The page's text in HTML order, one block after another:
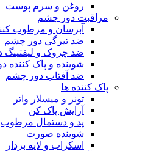
روغن و سرم پوست
مراقبت دور چشم
آبرسان و مرطوب
ضد تیرگی دور چشم
ضد چروک و لیفتینگ
شوینده و پاک کننده
ضد آفتاب دور چشم
پاک کننده ها
تونر و میسلار واتر
آرایش پاک کن
پد و دستمال مرطوب
شوینده صورت
اسکراب و لایه بردار